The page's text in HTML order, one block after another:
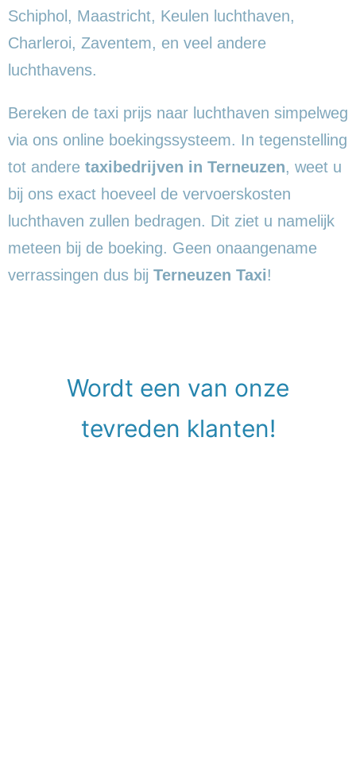
Schiphol, Maastricht, Keulen luchthaven,
Charleroi, Zaventem, en veel andere
luchthavens.
Bereken de taxi prijs naar luchthaven simpelweg
via ons online boekingssysteem. In tegenstelling
tot andere taxibedrijven in Terneuzen, weet u
bij ons exact hoeveel de vervoerskosten
luchthaven zullen bedragen. Dit ziet u namelijk
meteen bij de boeking. Geen onaangename
verrassingen dus bij Terneuzen Taxi!
Wordt een van onze
tevreden klanten!